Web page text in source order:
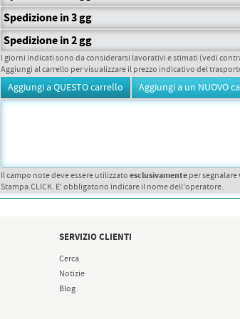
Spedizione in 3 gg
Spedizione in 2 gg
I giorni indicati sono da considerarsi lavorativi e stimati (vedi
Aggiungi al carrello per visualizzare il prezzo indicativo del
Il campo note deve essere utilizzatoesclusivamenteper segnalare
Stampa.CLICK. E' obbligatorio indicare il nome dell'operatore.
SERVIZIO CLIENTI
Cerca
Notizie
Blog